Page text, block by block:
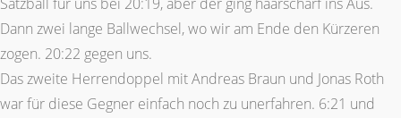
Satzball für uns bei 20:19, aber der ging haarscharf ins Aus.
Dann zwei lange Ballwechsel, wo wir am Ende den Kürzeren
zogen. 20:22 gegen uns.
Das zweite Herrendoppel mit Andreas Braun und Jonas Roth
war für diese Gegner einfach noch zu unerfahren. 6:21 und